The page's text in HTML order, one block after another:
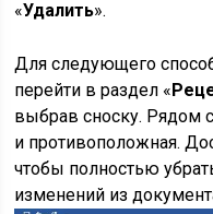
«Удалить».
Для следующего
перейти в раздел «
выбрав сноску. Рядом
и противоположная.
чтобы полностью
изменений из